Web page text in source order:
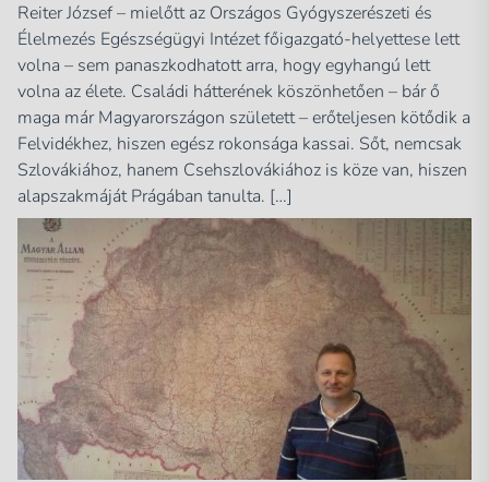
Reiter József – mielőtt az Országos Gyógyszerészeti és
Élelmezés Egészségügyi Intézet főigazgató-helyettese lett
volna – sem panaszkodhatott arra, hogy egyhangú lett
volna az élete. Családi hátterének köszönhetően – bár ő
maga már Magyarországon született – erőteljesen kötődik a
Felvidékhez, hiszen egész rokonsága kassai. Sőt, nemcsak
Szlovákiához, hanem Csehszlovákiához is köze van, hiszen
alapszakmáját Prágában tanulta. […]